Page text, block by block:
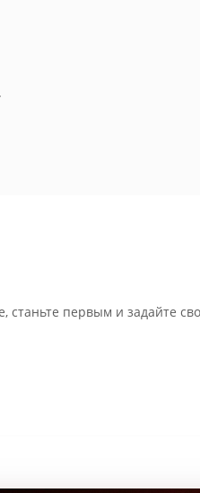
станьте первым и задайте